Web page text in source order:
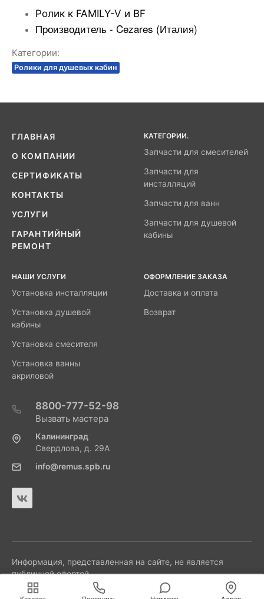
Ролик к FAMILY-V и BF
Производитель - Cezares (Италия)
Категории:
Ролики для душевых кабин
ГЛАВНАЯ
О КОМПАНИИ
СЕРТИФИКАТЫ
КОНТАКТЫ
УСЛУГИ
ГАРАНТИЙНЫЙ
РЕМОНТ
КАТЕГОРИИ.
Запчасти для смесителей
Запчасти для
инсталляций
Запчасти для ванн
Запчасти для душевой
кабины
НАШИ УСЛУГИ
Установка инсталляции
Установка душевой
кабины
Установка смесителя
Установка ванны
акриловой
ОФОРМЛЕНИЕ ЗАКАЗА
Доставка и оплата
Возврат
8800-777-52-98
Вызвать мастера
Калининград
Свердлова, д. 29А
info@remus.spb.ru
Информация, представленная на сайте, не является
публичной офертой.
Мы используем cookies для быстрой и удобной
работы сайта. Продолжая пользоваться сайтом, вы